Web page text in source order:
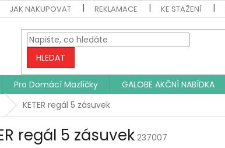
JAK NAKUPOVAT REKLAMACE KE STAŽENÍ
HLEDAT
Pro Domácí Mazlíčky GALOBE AKČNÍ NABÍDKA
KETER regál 5 zásuvek
regál 5 zásuvek 237007